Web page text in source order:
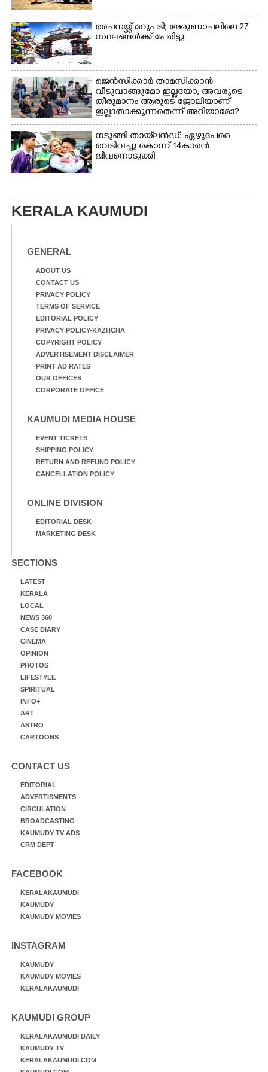
ചൈനയ്ക്ക് മറുപടി; അരുണാചലിലെ 27
സ്ഥലങ്ങൾക്ക് പേരിട്ടു
ജെൻസിക്കാർ താമസിക്കാൻ
വീടുവാങ്ങുമോ ഇല്ലയോ, അവരുടെ
തീരുമാനം ആരുടെ ജോലിയാണ്
ഇല്ലാതാക്കുന്നതെന്ന് അറിയാമോ?
നടുങ്ങി തായ്‌ലൻഡ്: ഏഴുപേരെ
വെടിവച്ചു കൊന്ന് 14കാരൻ
ജീവനൊടുക്കി
KERALA KAUMUDI
GENERAL
ABOUT US
CONTACT US
PRIVACY POLICY
TERMS OF SERVICE
EDITORIAL POLICY
PRIVACY POLICY-KAZHCHA
COPYRIGHT POLICY
ADVERTISEMENT DISCLAIMER
PRINT AD RATES
OUR OFFICES
CORPORATE OFFICE
KAUMUDI MEDIA HOUSE
EVENT TICKETS
SHIPPING POLICY
RETURN AND REFUND POLICY
CANCELLATION POLICY
ONLINE DIVISION
EDITORIAL DESK
MARKETING DESK
SECTIONS
LATEST
KERALA
LOCAL
NEWS 360
CASE DIARY
CINEMA
OPINION
PHOTOS
LIFESTYLE
SPIRITUAL
INFO+
ART
ASTRO
CARTOONS
CONTACT US
EDITORIAL
ADVERTISMENTS
CIRCULATION
BROADCASTING
KAUMUDY TV ADS
CRM DEPT
FACEBOOK
KERALAKAUMUDI
KAUMUDY
KAUMUDY MOVIES
INSTAGRAM
KAUMUDY
KAUMUDY MOVIES
KERALAKAUMUDI
KAUMUDI GROUP
KERALAKAUMUDI DAILY
KAUMUDY TV
KERALAKAUMUDI.COM